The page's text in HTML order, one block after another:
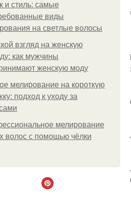
и стиль: самые
виды
на светлые волосы
взгляд на женскую
как мужчины
женскую моду
мелирование на короткую
подход к уходу за
мелирование
волос с помощью чёлки